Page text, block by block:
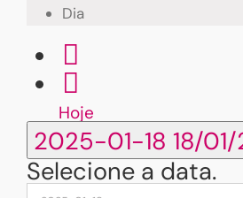
Dia
Hoje
2025-01-18 18/
Selecione a data.